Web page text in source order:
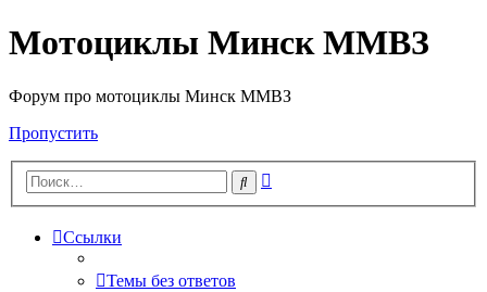
Мотоциклы Минск ММВЗ
Форум про мотоциклы Минск ММВЗ
Пропустить
Поиск
Ссылки
Темы без ответов